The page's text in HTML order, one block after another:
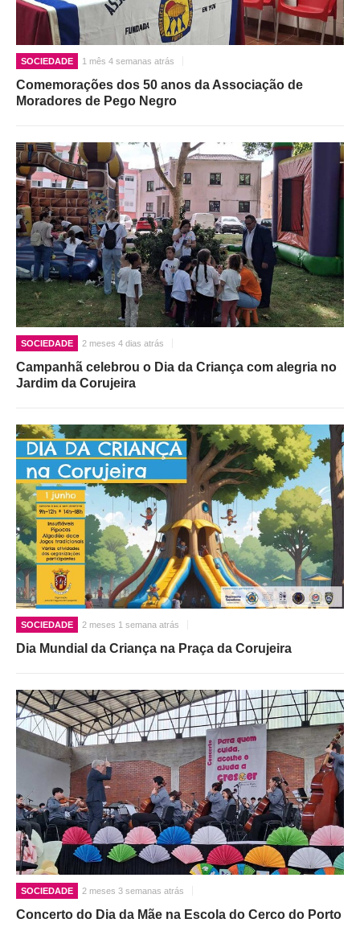
SOCIEDADE 1 mês 4 semanas atrás
Comemorações dos 50 anos da Associação de
Moradores de Pego Negro
SOCIEDADE 2 meses 4 dias atrás
Campanhã celebrou o Dia da Criança com alegria no
Jardim da Corujeira
SOCIEDADE 2 meses 1 semana atrás
Dia Mundial da Criança na Praça da Corujeira
SOCIEDADE 2 meses 3 semanas atrás
Concerto do Dia da Mãe na Escola do Cerco do Porto